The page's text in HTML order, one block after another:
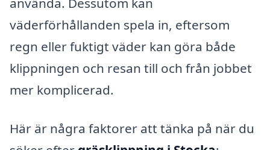
väderförhållanden spela in, eftersom
regn eller fuktigt väder kan göra både
klippningen och resan till och från jobbet
mer komplicerad.
Här är några faktorer att tänka på när du